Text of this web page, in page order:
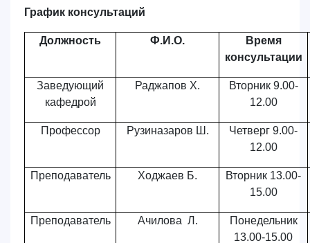
График консультаций
Должность Ф.И.О.
Время
консультации
Заведующий
кафедрой
Раджапов Х.
Вторник 9.00-
12.00
Профессор Рузиназаров Ш.
Четверг 9.00-
12.00
Преподаватель Ходжаев Б.
Вторник 13.00-
15.00
Преподаватель Ачилова Л.
Понедельник
13.00-15.00